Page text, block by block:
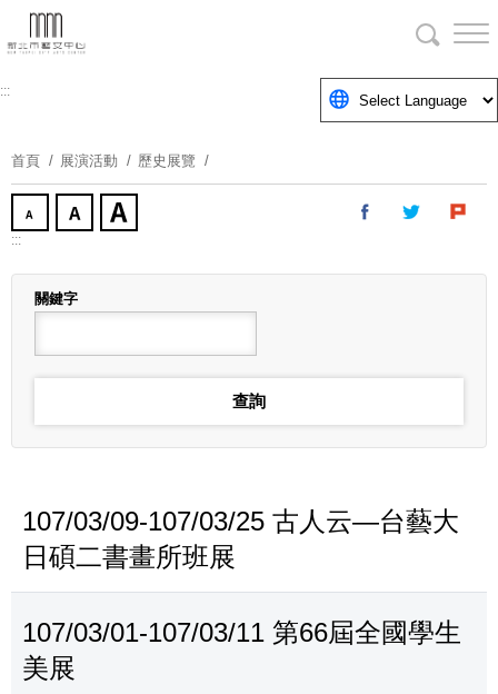
到
要
塊
:::
首頁 展演活動 歷史展覽
:::
關鍵字
107/03/09-107/03/25 古人云—台藝大
日碩二書畫所班展
107/03/01-107/03/11 第66屆全國學生
美展